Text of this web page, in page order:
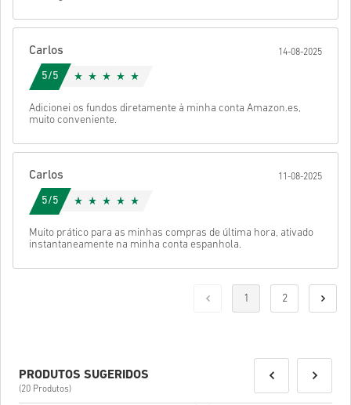
Carlos 14-08-2025
5/5
Adicionei os fundos diretamente à minha conta Amazon.es,
muito conveniente.
Carlos 11-08-2025
5/5
Muito prático para as minhas compras de última hora, ativado
instantaneamente na minha conta espanhola.
1 2
PRODUTOS SUGERIDOS
(20 Produtos)